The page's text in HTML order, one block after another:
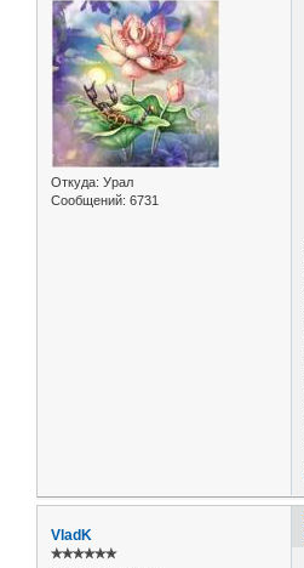
Откуда: Урал
Сообщений: 6731
VladK
✯✯✯✯✯✯